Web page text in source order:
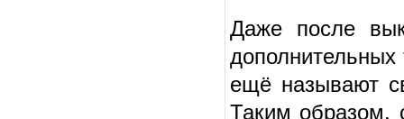
Даже после
дополнительных
ещё называют
Таким образом,